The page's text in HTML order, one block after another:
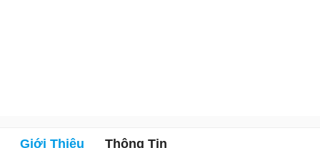
Giới Thiệu Thông Tin